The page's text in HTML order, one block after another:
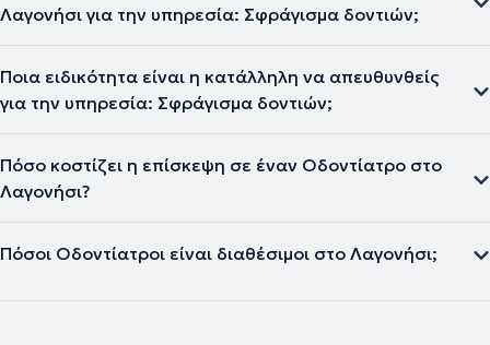
Λαγονήσι για την υπηρεσία: Σφράγισμα δοντιών;
Ποια ειδικότητα είναι η κατάλληλη να απευθυνθείς
για την υπηρεσία: Σφράγισμα δοντιών;
Πόσο κοστίζει η επίσκεψη σε έναν Οδοντίατρο στο
Λαγονήσι?
Πόσοι Οδοντίατροι είναι διαθέσιμοι στο Λαγονήσι;